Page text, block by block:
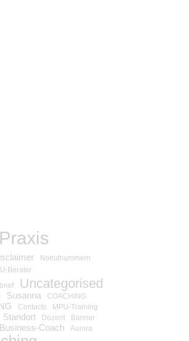
Praxis
Notrufnummern
Berater
Uncategorised
Susanna COACHING
Contacts
MPU-Training
Standort Dozent
Banner
Business-Coach
Aurora